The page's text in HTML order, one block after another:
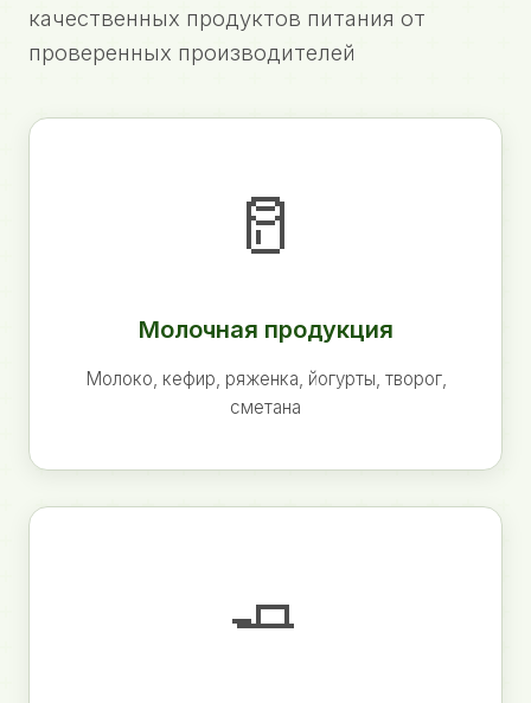
качественных продуктов питания от
проверенных производителей
🥛
Молочная продукция
Молоко, кефир, ряженка, йогурты, творог,
сметана
🧈